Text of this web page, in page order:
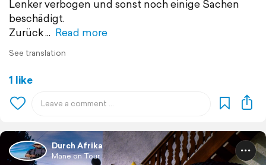
Lenker verbogen und sonst noch einige Sachen
beschädigt.
Zurück
Read more
See translation
1 like
Durch Afrika
Mane on Tour